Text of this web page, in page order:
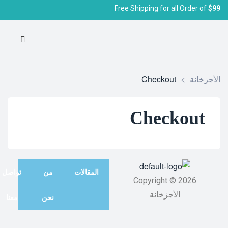
Free Shipping for all Order of$99
الأجزخانة >
Checkout
Checkout
Copyright © 2026
الأجزخانة
المقالات من
نحن
تواصل